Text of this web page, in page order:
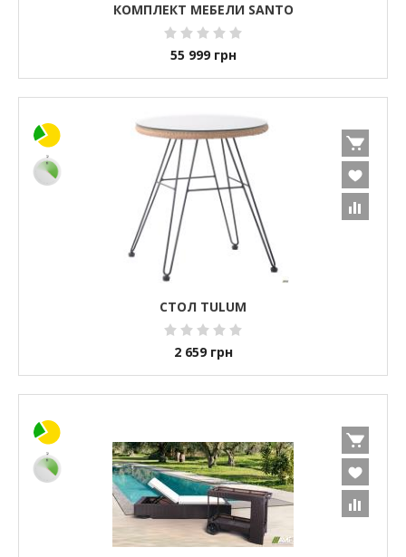
КОМПЛЕКТ МЕБЕЛИ SANTO
55 999 грн
СТОЛ TULUM
2 659 грн